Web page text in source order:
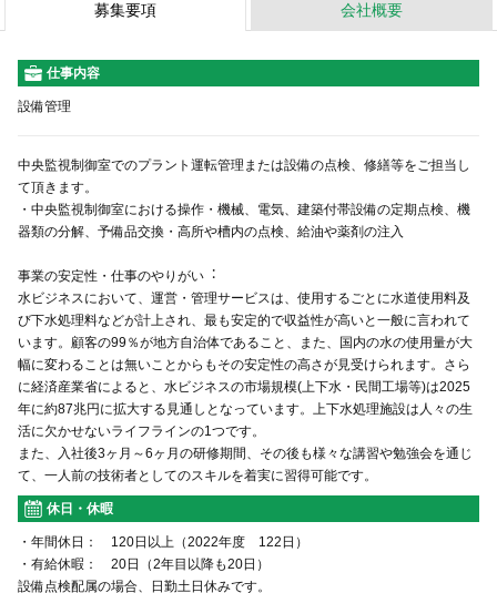
募集要項 会社概要
仕事内容
設備管理
中央監視制御室でのプラント運転管理または設備の点検、修繕等をご担当し
て頂きます。
・中央監視制御室における操作・機械、電気、建築付帯設備の定期点検、機
器類の分解、予備品交換・⾼所や槽内の点検、給油や薬剤の注⼊
事業の安定性・仕事のやりがい︓
⽔ビジネスにおいて、運営・管理サービスは、使⽤するごとに⽔道使⽤料及
び下⽔処理料などが計上され、最も安定的で収益性が⾼いと⼀般に⾔われて
います。顧客の99％が地⽅⾃治体であること、また、国内の⽔の使⽤量が⼤
幅に変わることは無いことからもその安定性の⾼さが⾒受けられます。さら
に経済産業省によると、⽔ビジネスの市場規模(上下⽔・⺠間⼯場等)は2025
年に約87兆円に拡⼤する⾒通しとなっています。上下⽔処理施設は⼈々の⽣
活に⽋かせないライフラインの1つです。
また、入社後3ヶ月～6ヶ月の研修期間、その後も様々な講習や勉強会を通じ
て、一人前の技術者としてのスキルを着実に習得可能です。
休日・休暇
・年間休日： 120日以上（2022年度 122日）
・有給休暇： 20日（2年目以降も20日）
設備点検配属の場合、日勤土日休みです。